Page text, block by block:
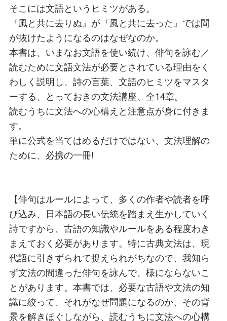
そこには文語というヒミツがある。
『風と共に去りぬ』が『風と共に去った』では間
が抜けたようになるのはなぜなのか。
本書は、いまなお文語を使い続け、俳句を詠む／
読むために文語文法が必要とされている理由をく
わしく説明し、詩の言葉、文語のヒミツをマスタ
ーする、とっておきの文法講座、全14章。
読むうちに文法への心構えと注意点が身に付きま
す。
単に公式を当てはめるだけではない、文法理解の
ために、必携の一冊!
【俳句はルールによって、多くの作者や読者を呼
び込み、日本語の長い伝統を踏まえ生かしていく
詩ですから、古語の知識やルールをある程度わき
まえておく必要があります。特に古典文法は、現
代語に引きずられて捉えられがちなので、我知ら
ず文法の間違った俳句を詠んで、様にならないこ
とがあります。本書では、必要な古語や文法の知
識に絞って、それがなぜ問題になるのか、その背
景を解きほぐしながら、読むうちに文法への心構